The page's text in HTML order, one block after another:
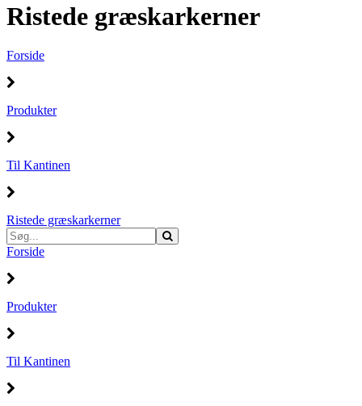
Ristede græskarkerner
Forside
Produkter
Til Kantinen
Ristede græskarkerner
Forside
Produkter
Til Kantinen